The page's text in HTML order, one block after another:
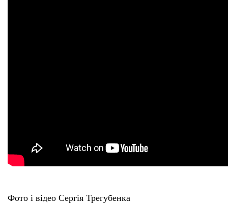
Фото і відео Сергія Трегубенка